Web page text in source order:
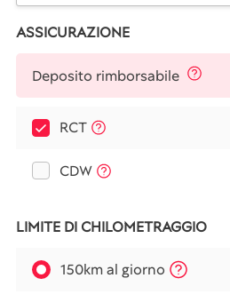
ASSICURAZIONE
Deposito rimborsabile
RCT
CDW
LIMITE DI CHILOMETRAGGIO
150km al giorno